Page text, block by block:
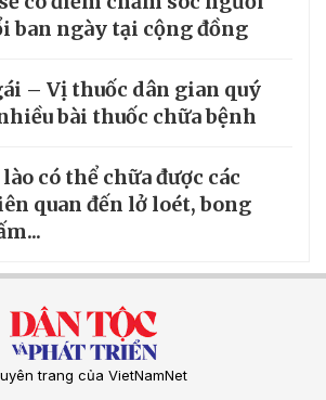
ban ngày tại cộng đồng
– Vị thuốc dân gian quý
bài thuốc chữa bệnh
lào có thể chữa được các
quan đến lở loét, bong
trang của VietNamNet